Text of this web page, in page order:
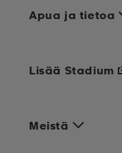
Apua ja tietoa
Meistä
Lisää Stadium